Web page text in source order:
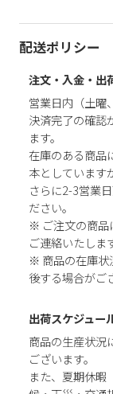
配送ポリシー
注文・入金・出
営業日内（土曜
決済完了の確認
ます。
在庫のある商品
本としています
さらに2-3営業
ださい。
※ ご注文の商品
ご連絡いたしま
※ 商品の在庫状
後する場合がご
出荷スケジュー
商品の生産状況
ございます。
また、夏期休